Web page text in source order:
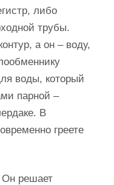
либо
трубы.
а он – воду,
воды, который
парной –
В
греете
Он решает